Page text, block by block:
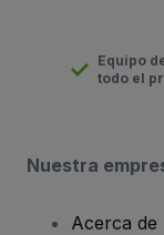
Equipo
todo el
Nuestra
Acerca de